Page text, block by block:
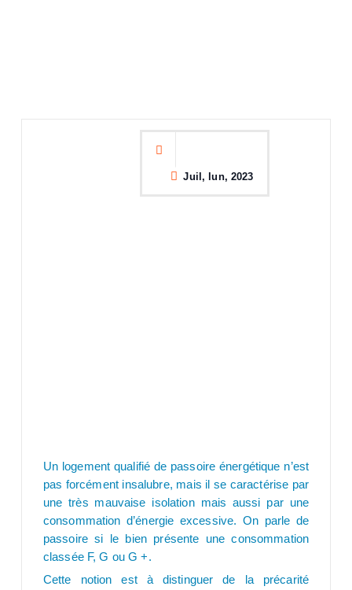
Juil, lun, 2023
Un logement qualifié de passoire énergétique n’est
pas forcément insalubre, mais il se caractérise par
une très mauvaise isolation mais aussi par une
consommation d’énergie excessive. On parle de
passoire si le bien présente une consommation
classée F, G ou G +.
Cette notion est à distinguer de la précarité